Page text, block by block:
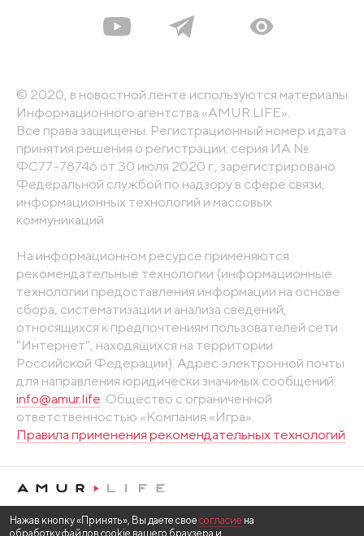
© 2020, в новостной ленте используются материалы
Информационного агентства «AMUR.LIFE».
Все права защищены. Регистрационный номер и дата
принятия решения о регистрации: серия ИА №
ФС77-78746 от 30 июля 2020 г., зарегистрировано
Федеральной службой по надзору в сфере связи,
информационных технологий и массовых
коммуникаций
На информационном ресурсе применяются
рекомендательные технологии (информационные
технологии предоставления информации на основе
сбора, систематизации и анализа сведений,
относящихся к предпочтениям пользователей сети
"Интернет", находящихся на территории
Российской Федерации). Адрес электронной почты
для направления юридически значимых сообщений:
info@amur.life . Общество с ограниченной
ответственностью «Компания «Игра».
Правила применения рекомендательных технологий
Нажав кнопку «Принять», Вы даете свое согласие на
обработку файлов cookie вашего браузера и